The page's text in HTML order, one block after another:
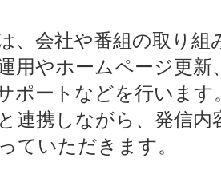
、会社や番組の取り組
用やホームページ更
ポートなどを行います
連携しながら、発信内
ていただきます。